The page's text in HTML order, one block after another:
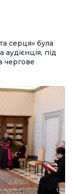
серця» була
під
чергове